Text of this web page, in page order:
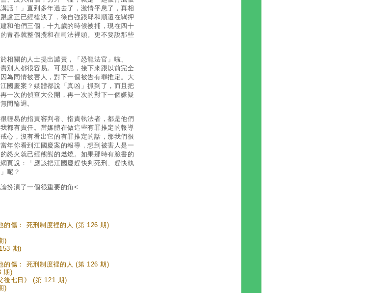
話！」直到多年過去了，激情平息了，真相
盧正已經槍決了，徐自強跟邱和順還在羈押
和他們三個，十九歲的時候被捕，現在四十
青春就整個攪和在司法裡頭。更不要說那些
相關的人士提出譴責，「恐龍法官」啦、
別人都很容易。可是呢，接下來跟以前完全
為同情被害人，對下一個被告有罪推定。大
國慶案？媒體都說「真凶」抓到了，而且把
一次的偵查大公開，再一次的對下一個嫌疑
間輪迴。
輕易的指責審判者、指責執法者，都是他們
都有責任。當媒體在做這些有罪推定的報導
心，沒有看出它的有罪推定的話，那我們很
年你看到江國慶案的報導，想到被害人是一
怒火就已經熊熊的燃燒。如果那時有臉書的
頁說：「應該把江國慶趕快判死刑、趕快執
呢？
扮演了一個很重要的角<
的傷： 死刑制度裡的人 (第 126 期)
)
期)
的傷： 死刑制度裡的人 (第 126 期)
期)
七日》 (第 121 期)
)